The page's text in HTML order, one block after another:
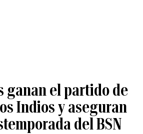
ganan el partido de
Indios y aseguran
del BSN